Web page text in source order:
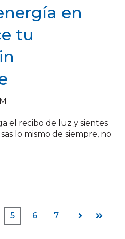
en
tu
el recibo de luz y sientes
lo mismo de siempre, no
5 6 7
Siguiente
Última